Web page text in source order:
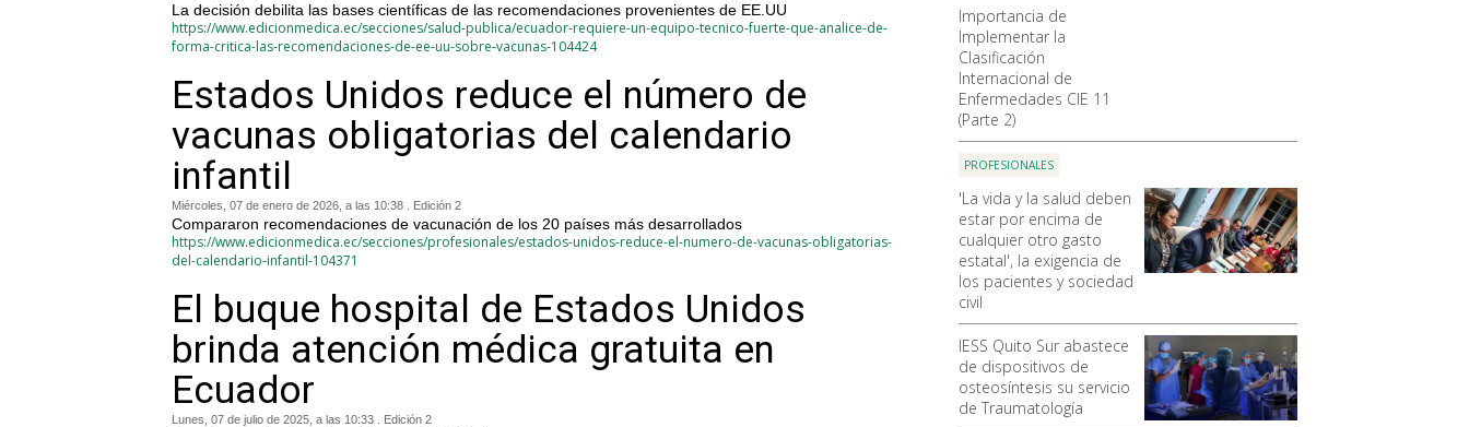
Importancia de
Implementar la
Clasificación
Internacional de
Enfermedades CIE 11
(Parte 2)
PROFESIONALES
'La vida y la salud deben
estar por encima de
cualquier otro gasto
estatal', la exigencia de
los pacientes y sociedad
civil
IESS Quito Sur abastece
de dispositivos de
osteosíntesis su servicio
de Traumatología
La decisión debilita las bases científicas de las recomendaciones provenientes de EE.UU
https://www.edicionmedica.ec/secciones/salud-publica/ecuador-requiere-un-equipo-tecnico-fuerte-que-analice-de-
forma-critica-las-recomendaciones-de-ee-uu-sobre-vacunas-104424
Estados Unidos reduce el número de
vacunas obligatorias del calendario
infantil
Miércoles, 07 de enero de 2026, a las 10:38 . Edición 2
Compararon recomendaciones de vacunación de los 20 países más desarrollados
https://www.edicionmedica.ec/secciones/profesionales/estados-unidos-reduce-el-numero-de-vacunas-obligatorias-
del-calendario-infantil-104371
El buque hospital de Estados Unidos
brinda atención médica gratuita en
Ecuador
Lunes, 07 de julio de 2025, a las 10:33 . Edición 2